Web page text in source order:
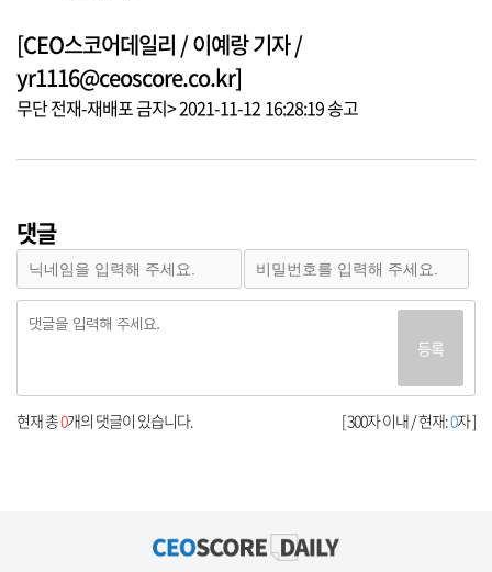
[CEO스코어데일리 / 이예랑 기자 /
yr1116@ceoscore.co.kr]
무단 전재-재배포 금지> 2021-11-12 16:28:19 송고
댓글
등록
[ 300자 이내 / 현재:0자 ]
현재 총0개의 댓글이 있습니다.